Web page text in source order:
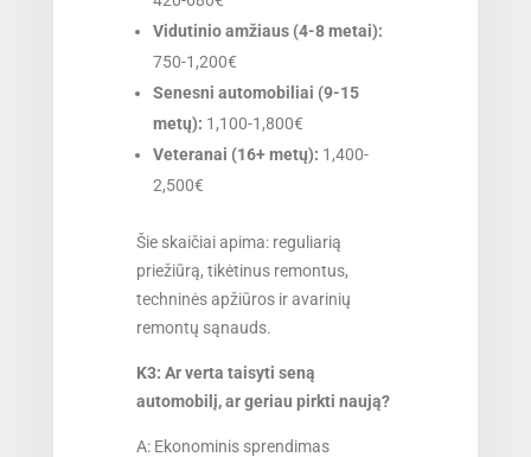
Vidutinio amžiaus (4-8 metai):
750-1,200€
Senesni automobiliai (9-15
metų): 1,100-1,800€
Veteranai (16+ metų): 1,400-
2,500€
Šie skaičiai apima: reguliarią
priežiūrą, tikėtinus remontus,
techninės apžiūros ir avarinių
remontų sąnauds.
K3: Ar verta taisyti seną
automobilį, ar geriau pirkti naują?
A: Ekonominis sprendimas